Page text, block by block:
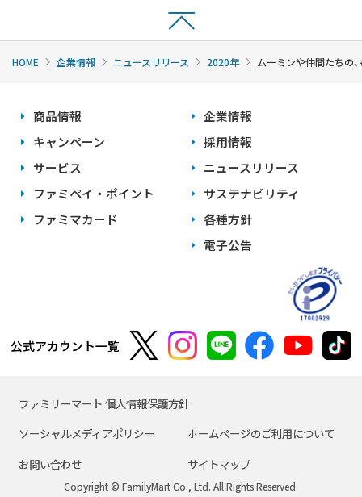
HOME 企業情報 ニュースリリース 2020年 ムーミンや仲間たちの
商品情報
キャンペーン
サービス
ファミペイ・ポイント
ファミマカード
企業情報
採用情報
ニュースリリース
サステナビリティ
各種方針
電子公告
公式アカウント一覧
ファミリーマート 個人情報保護方針
ソーシャルメディアポリシー
ホームページのご利用について
お問い合わせ
サイトマップ
Copyright © FamilyMart Co., Ltd. All Rights Reserved.